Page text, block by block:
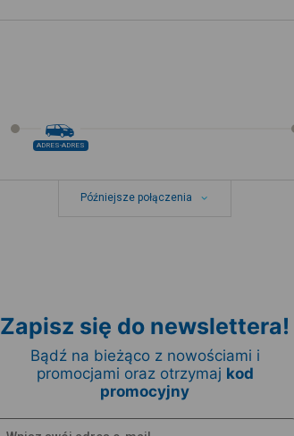
ADRES-ADRES
Późniejsze połączenia
Zapisz się do newslettera!
Bądź na bieżąco z nowościami i
promocjami oraz otrzymaj kod
promocyjny